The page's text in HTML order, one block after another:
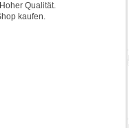
Qualität.
kaufen.